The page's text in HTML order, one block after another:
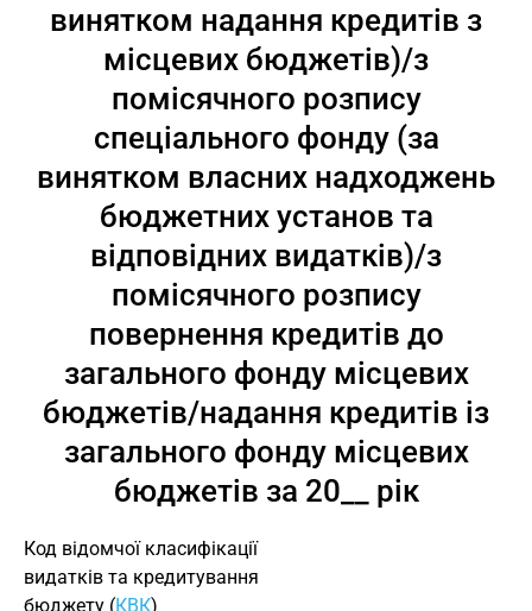
винятком надання кредитів з
місцевих бюджетів)/з
помісячного розпису
спеціального фонду (за
винятком власних надходжень
бюджетних установ та
відповідних видатків)/з
помісячного розпису
повернення кредитів до
загального фонду місцевих
бюджетів/надання кредитів із
загального фонду місцевих
бюджетів за 20__ рік
Код відомчої класифікації
видатків та кредитування
бюджету (КВК)                  ___________